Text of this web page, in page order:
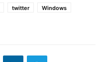
twitter
Windows